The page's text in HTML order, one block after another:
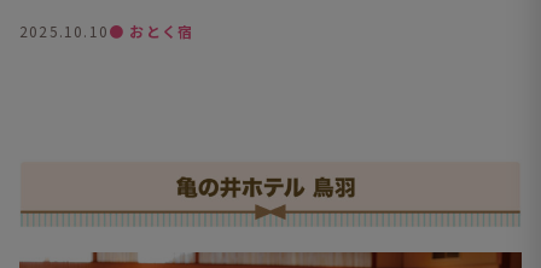
2025.10.10● おとく宿